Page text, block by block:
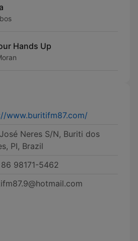
Hands Up
www.buritifm87.com/
Neres S/N, Buriti dos
PI, Brazil
98171-5462